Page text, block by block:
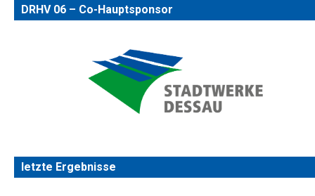
DRHV 06 – Co-Hauptsponsor
letzte Ergebnisse